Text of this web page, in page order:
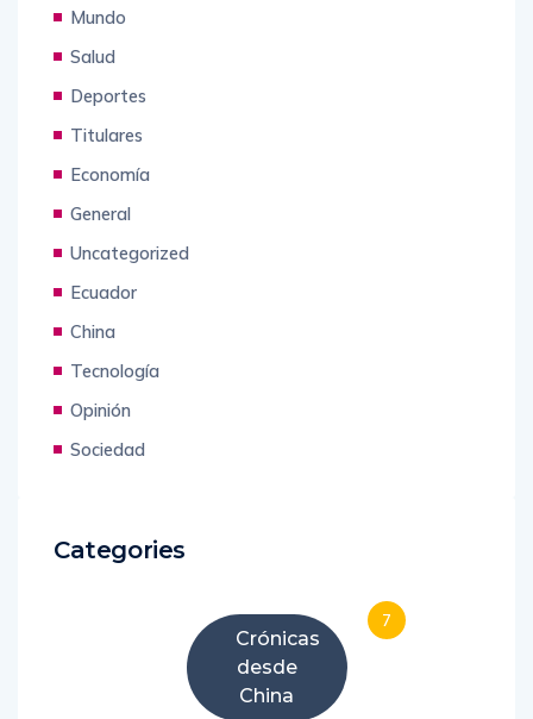
Mundo
Salud
Deportes
Titulares
Economía
General
Uncategorized
Ecuador
China
Tecnología
Opinión
Sociedad
Categories
Crónicas
desde
China
7